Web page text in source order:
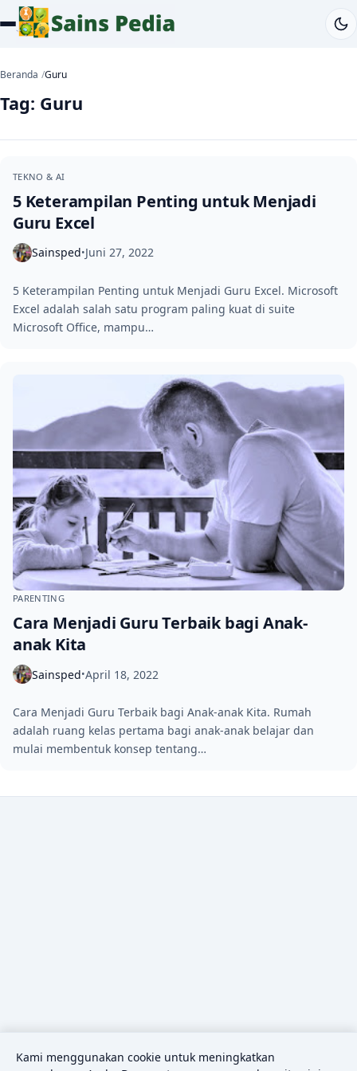
Beranda Guru
Tag: Guru
TEKNO & AI
5 Keterampilan Penting untuk Menjadi
Guru Excel
Sainsped•Juni 27, 2022
5 Keterampilan Penting untuk Menjadi Guru Excel. Microsoft
Excel adalah salah satu program paling kuat di suite
Microsoft Office, mampu…
PARENTING
Cara Menjadi Guru Terbaik bagi Anak-
anak Kita
Sainsped•April 18, 2022
Cara Menjadi Guru Terbaik bagi Anak-anak Kita. Rumah
adalah ruang kelas pertama bagi anak-anak belajar dan
mulai membentuk konsep tentang…
Kami menggunakan cookie untuk meningkatkan